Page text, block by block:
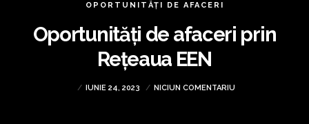
OPORTUNITĂȚI DE AFACERI
Oportunități de afaceri prin
Rețeaua EEN
IUNIE 24, 2023 NICIUN COMENTARIU